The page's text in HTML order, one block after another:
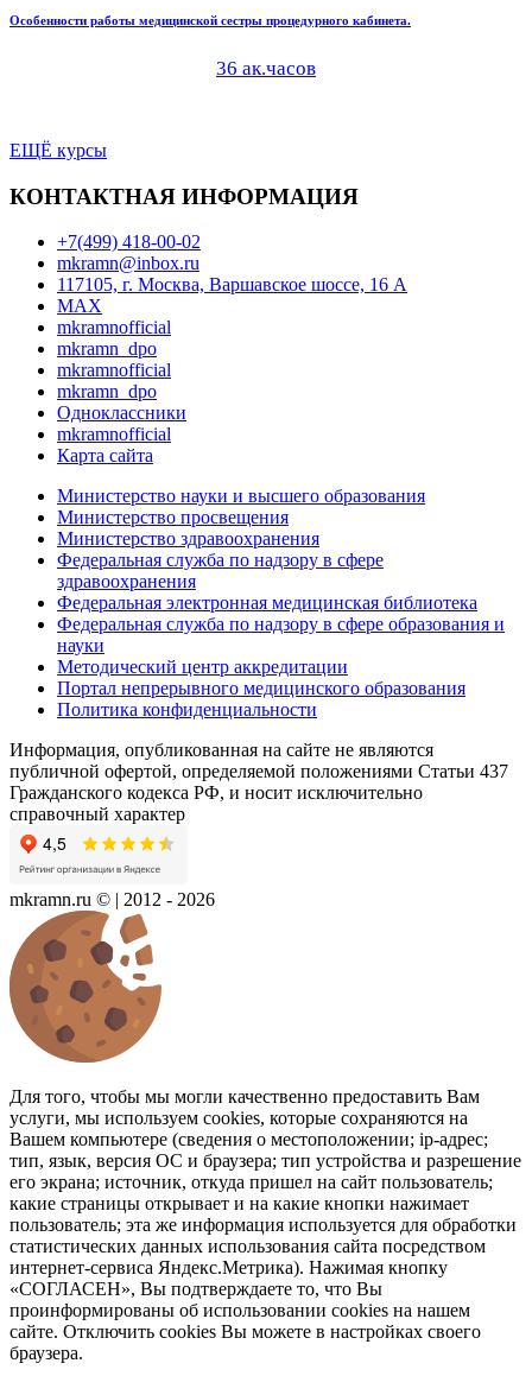
Особенности работы медицинской сестры процедурного кабинета.
36 ак.часов
ЕЩЁ курсы
КОНТАКТНАЯ ИНФОРМАЦИЯ
+7(499) 418-00-02
mkramn@inbox.ru
117105, г. Москва, Варшавское шоссе, 16 А
MAX
mkramnofficial
mkramn_dpo
mkramnofficial
mkramn_dpo
Одноклассники
mkramnofficial
Карта сайта
Министерство науки и высшего образования
Министерство просвещения
Министерство здравоохранения
Федеральная служба по надзору в сфере
здравоохранения
Федеральная электронная медицинская библиотека
Федеральная служба по надзору в сфере образования и
науки
Методический центр аккредитации
Портал непрерывного медицинского образования
Политика конфиденциальности
Информация, опубликованная на сайте не являются
публичной офертой, определяемой положениями Статьи 437
Гражданского кодекса РФ, и носит исключительно
справочный характер
mkramn.ru © | 2012 - 2026
Для того, чтобы мы могли качественно предоставить Вам
услуги, мы используем cookies, которые сохраняются на
Вашем компьютере (сведения о местоположении; ip-адрес;
тип, язык, версия ОС и браузера; тип устройства и разрешение
его экрана; источник, откуда пришел на сайт пользователь;
какие страницы открывает и на какие кнопки нажимает
пользователь; эта же информация используется для обработки
статистических данных использования сайта посредством
интернет-сервиса Яндекс.Метрика). Нажимая кнопку
«СОГЛАСЕН», Вы подтверждаете то, что Вы
проинформированы об использовании cookies на нашем
сайте. Отключить cookies Вы можете в настройках своего
браузера.